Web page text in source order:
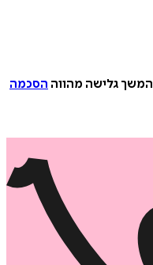
המשך גלישה מהווה הסכמה